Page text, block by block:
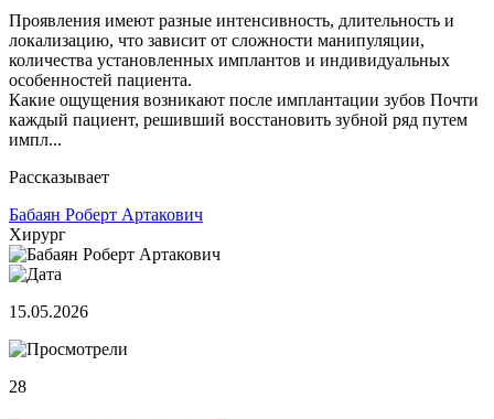
Проявления имеют разные интенсивность, длительность и
локализацию, что зависит от сложности манипуляции,
количества установленных имплантов и индивидуальных
особенностей пациента.
Какие ощущения возникают после имплантации зубов Почти
каждый пациент, решивший восстановить зубной ряд путем
импл...
Рассказывает
Бабаян Роберт Артакович
Хирург
15.05.2026
28